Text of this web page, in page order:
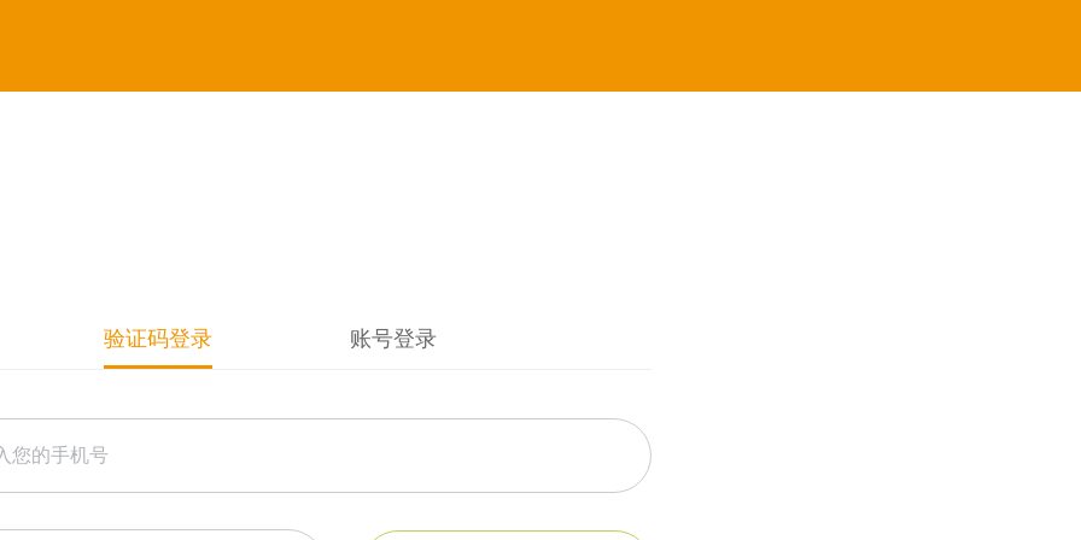
验证码登录 账号登录